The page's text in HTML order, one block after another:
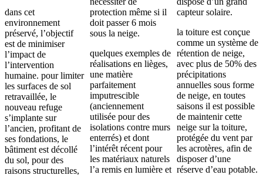
dans cet
environnement
préservé, l’objectif
est de minimiser
l’impact de
l’intervention
humaine. pour limiter
les surfaces de sol
retravaillée, le
nouveau refuge
s’implante sur
l’ancien, profitant de
ses fondations, le
bâtiment est décollé
du sol, pour des
raisons structurelles,
protection même si il
doit passer 6 mois
sous la neige.
quelques exemples de
réalisations en lièges,
une matière
parfaitement
imputrescible
(anciennement
utilisée pour des
isolations contre murs
enterrés) et dont
l’intérêt récent pour
les matériaux naturels
l’a remis en lumière et
capteur solaire.
la toiture est conçue
comme un système de
rétention de neige,
avec plus de 50% des
précipitations
annuelles sous forme
de neige, en toutes
saisons il est possible
de maintenir cette
neige sur la toiture,
protégée du vent par
les acrotères, afin de
disposer d’une
réserve d’eau potable.